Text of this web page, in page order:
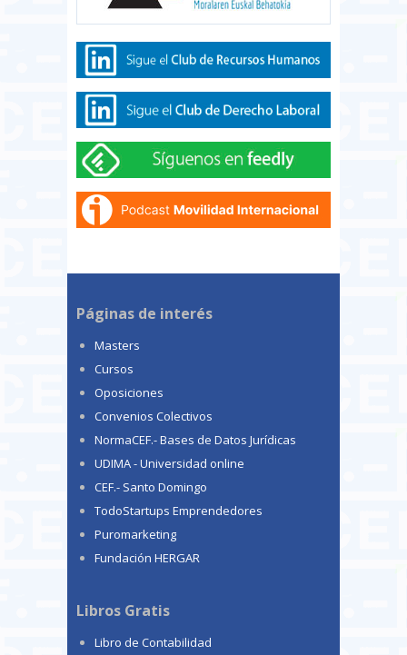
Páginas de interés
Masters
Cursos
Oposiciones
Convenios Colectivos
NormaCEF.- Bases de Datos Jurídicas
UDIMA - Universidad online
CEF.- Santo Domingo
TodoStartups Emprendedores
Puromarketing
Fundación HERGAR
Libros Gratis
Libro de Contabilidad